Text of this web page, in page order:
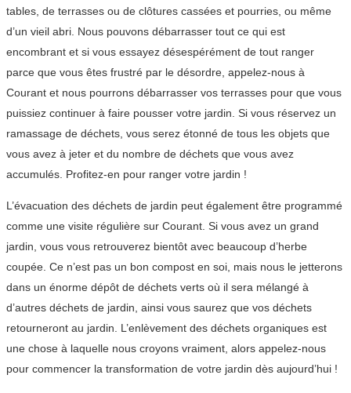
tables, de terrasses ou de clôtures cassées et pourries, ou même
d’un vieil abri. Nous pouvons débarrasser tout ce qui est
encombrant et si vous essayez désespérément de tout ranger
parce que vous êtes frustré par le désordre, appelez-nous à
Courant et nous pourrons débarrasser vos terrasses pour que vous
puissiez continuer à faire pousser votre jardin. Si vous réservez un
ramassage de déchets, vous serez étonné de tous les objets que
vous avez à jeter et du nombre de déchets que vous avez
accumulés. Profitez-en pour ranger votre jardin !
L’évacuation des déchets de jardin peut également être programmé
comme une visite régulière sur Courant. Si vous avez un grand
jardin, vous vous retrouverez bientôt avec beaucoup d’herbe
coupée. Ce n’est pas un bon compost en soi, mais nous le jetterons
dans un énorme dépôt de déchets verts où il sera mélangé à
d’autres déchets de jardin, ainsi vous saurez que vos déchets
retourneront au jardin. L’enlèvement des déchets organiques est
une chose à laquelle nous croyons vraiment, alors appelez-nous
pour commencer la transformation de votre jardin dès aujourd’hui !